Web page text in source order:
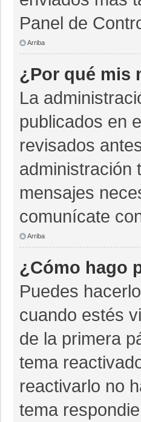
Panel de
Arriba
¿Por qué mis
La
publicados en
revisados
administración
mensajes
comunícate
Arriba
¿Cómo hago
Puedes
cuando estés
de la primera
tema
reactivarlo no
tema